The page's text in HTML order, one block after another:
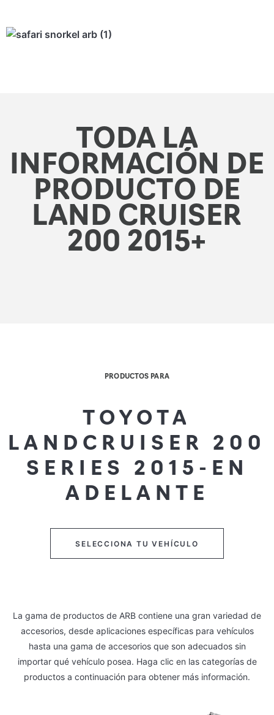
TODA LA
INFORMACIÓN DE
PRODUCTO DE
LAND CRUISER
200 2015+
PRODUCTOS PARA
TOYOTA
LANDCRUISER 200
SERIES 2015-EN
ADELANTE
SELECCIONA TU VEHÍCULO
La gama de productos de ARB contiene una gran variedad de
accesorios, desde aplicaciones específicas para vehículos
hasta una gama de accesorios que son adecuados sin
importar qué vehículo posea. Haga clic en las categorías de
productos a continuación para obtener más información.